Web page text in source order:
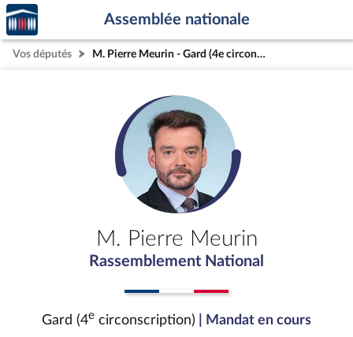
Aller au contenu
Aller en bas de la page
Accèder
à la
page
d'accueil
Assemblée nationale
Vos députés M. Pierre Meurin - Gard (4e circonscription)
M. Pierre Meurin
Rassemblement National
Gard (4e circonscription) | Mandat en cours